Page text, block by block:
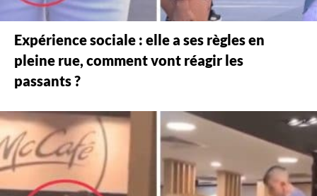
Expérience sociale : elle a ses règles en
pleine rue, comment vont réagir les
passants ?